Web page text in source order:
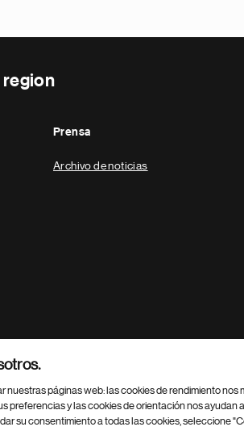
region
Prensa
Archivo de noticias
nuestras páginas web: las cookies de rendimiento nos
preferencias y las cookies de orientación nos ayudan
su consentimiento a todas las cookies, seleccione